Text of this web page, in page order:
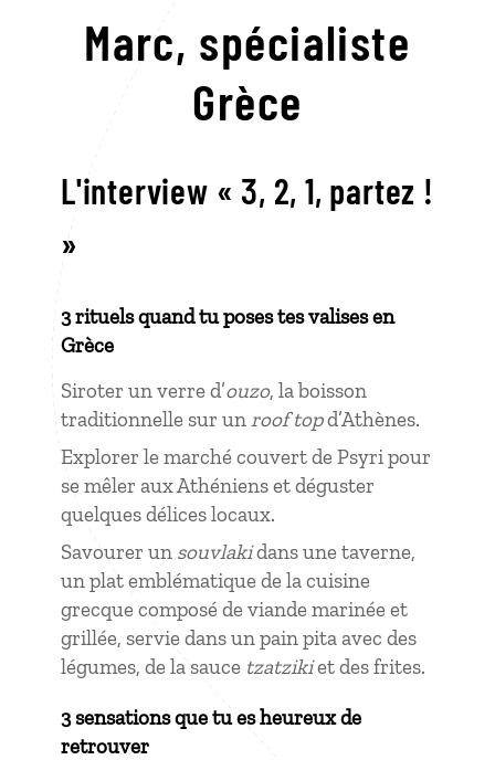
Marc, spécialiste
Grèce
L'interview « 3, 2, 1, partez !
»
3 rituels quand tu poses tes valises en
Grèce
Siroter un verre d’ouzo, la boisson
traditionnelle sur unroof topd’Athènes.
Explorer le marché couvert de Psyri pour
se mêler aux Athéniens et déguster
quelques délices locaux.
Savourer un souvlakidans une taverne,
un plat emblématique de la cuisine
grecque composé de viande marinée et
grillée, servie dans un pain pita avec des
légumes, de la sauce tzatzikiet des frites.
3 sensations que tu es heureux de
retrouver